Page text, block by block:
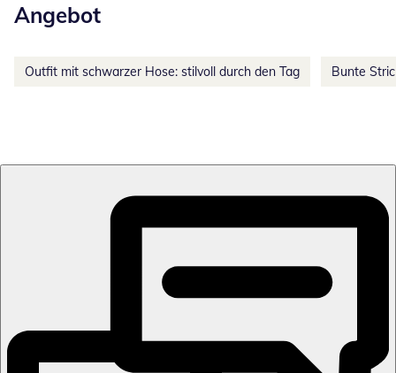
Angebot
Outfit mit schwarzer Hose: stilvoll durch den Tag Bunte